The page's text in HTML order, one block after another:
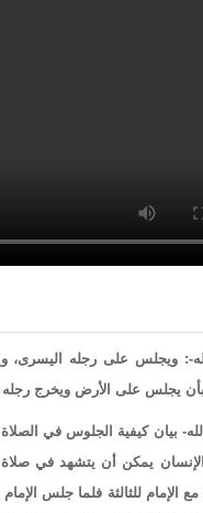
: ويجلس على رجله اليسرى،
بأن يجلس على الأرض ويخرج
بيان كيفية الجلوس في
يمكن أن يتشهد في
الإمام للثالثة فلما جلس